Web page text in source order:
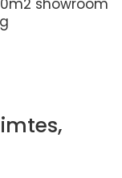
showroom